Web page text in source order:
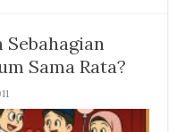
Sama Rata?